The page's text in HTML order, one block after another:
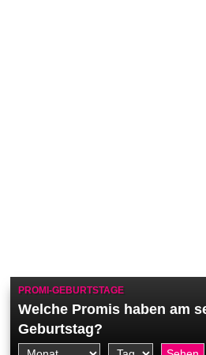
PROMI-GEBURTSTAGE
Welche Promis haben am
Geburtstag?